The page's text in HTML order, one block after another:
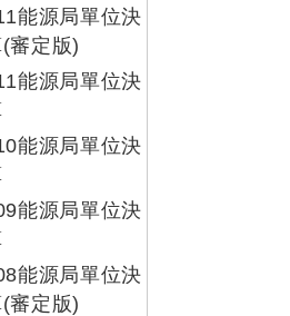
能源局單位決
審定版)
能源局單位決
能源局單位決
能源局單位決
能源局單位決
審定版)